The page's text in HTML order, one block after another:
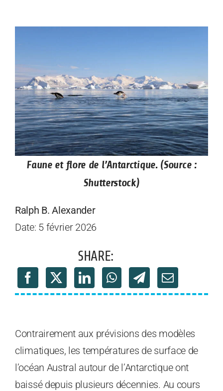
Faune et flore de l’Antarctique. (Source :
Shutterstock)
Ralph B. Alexander
Date: 5 février 2026
SHARE:
Contrairement aux prévisions des modèles
climatiques, les températures de surface de
l’océan Austral autour de l’Antarctique ont
baissé depuis plusieurs décennies. Au cours